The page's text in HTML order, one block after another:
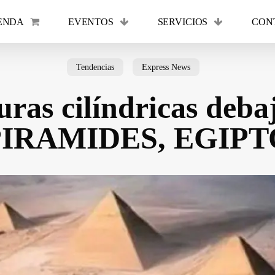
EVENTOS SERVICIOS
Cart
Tendencias Express News
cilíndricas